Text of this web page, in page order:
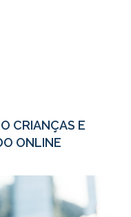
CRIANÇAS E
ONLINE